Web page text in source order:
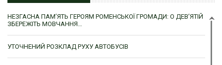
НЕЗГАСНА ПАМ’ЯТЬ ГЕРОЯМ РОМЕНСЬКОЇ ГРОМАДИ: О ДЕВ’ЯТІЙ
ЗБЕРЕЖІТЬ МОВЧАННЯ…
УТОЧНЕНИЙ РОЗКЛАД РУХУ АВТОБУСІВ